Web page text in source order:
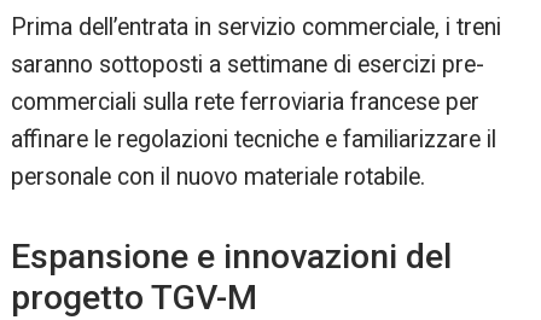
Prima dell’entrata in servizio commerciale, i treni
saranno sottoposti a settimane di esercizi pre-
commerciali sulla rete ferroviaria francese per
affinare le regolazioni tecniche e familiarizzare il
personale con il nuovo materiale rotabile.
Espansione e innovazioni del
progetto TGV-M